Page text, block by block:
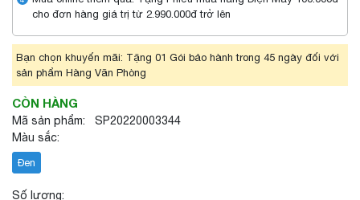
cho đơn hàng giá trị từ 2.990.000đ trở lên
Bạn chọn khuyến mãi: Tặng 01 Gói bảo hành trong 45 ngày đối với
sản phẩm Hàng Văn Phòng
CÒN HÀNG
Mã sản phẩm: SP20220003344
Màu sắc:
Đen
Số lượng: